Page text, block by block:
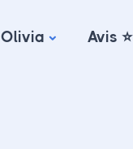
Olivia Avis ⭐️